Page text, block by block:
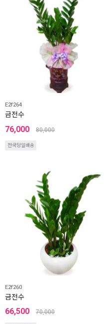
E2f264
금전수
76,000 80,000
전국당일배송
E2f260
금전수
66,500 70,000